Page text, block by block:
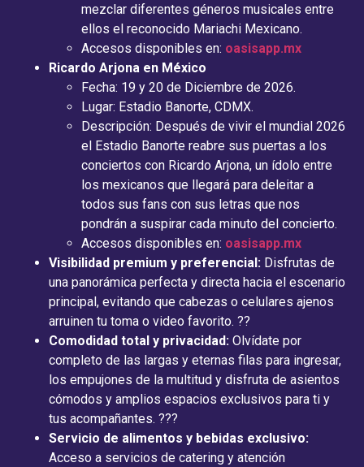
mezclar diferentes géneros musicales entre
ellos el reconocido Mariachi Mexicano.
Accesos disponibles en: oasisapp.mx
Ricardo Arjona en México
Fecha: 19 y 20 de Diciembre de 2026.
Lugar: Estadio Banorte, CDMX.
Descripción: Después de vivir el mundial 2026
el Estadio Banorte reabre sus puertas a los
conciertos con Ricardo Arjona, un ídolo entre
los mexicanos que llegará para deleitar a
todos sus fans con sus letras que nos
pondrán a suspirar cada minuto del concierto.
Accesos disponibles en: oasisapp.mx
Visibilidad premium y preferencial: Disfrutas de
una panorámica perfecta y directa hacia el escenario
principal, evitando que cabezas o celulares ajenos
arruinen tu toma o video favorito. ??
Comodidad total y privacidad: Olvídate por
completo de las largas y eternas filas para ingresar,
los empujones de la multitud y disfruta de asientos
cómodos y amplios espacios exclusivos para ti y
tus acompañantes. ???
Servicio de alimentos y bebidas exclusivo:
Acceso a servicios de catering y atención